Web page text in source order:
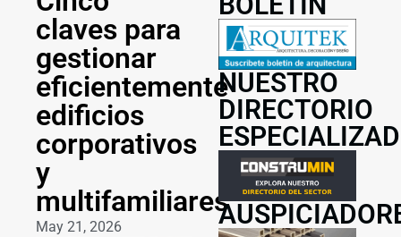
claves para
gestionar
eficientemente
edificios
corporativos
y
multifamiliares
May 21, 2026
NUESTRO
DIRECTORIO